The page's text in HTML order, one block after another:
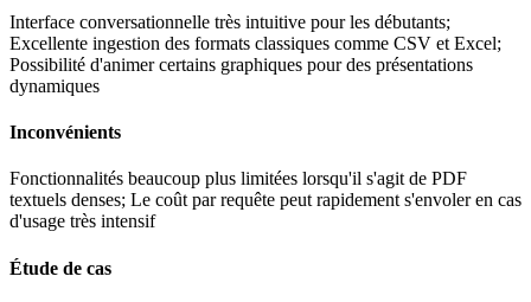
Interface conversationnelle très intuitive pour les débutants;
Excellente ingestion des formats classiques comme CSV et Excel;
Possibilité d'animer certains graphiques pour des présentations
dynamiques
Inconvénients
Fonctionnalités beaucoup plus limitées lorsqu'il s'agit de PDF
textuels denses; Le coût par requête peut rapidement s'envoler en cas
d'usage très intensif
Étude de cas